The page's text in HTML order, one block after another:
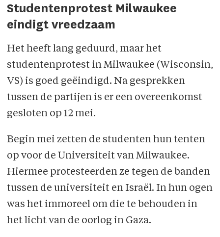
Studentenprotest Milwaukee
eindigt vreedzaam
Het heeft lang geduurd, maar het
studentenprotest in Milwaukee (Wisconsin,
VS) is goed geëindigd. Na gesprekken
tussen de partijen is er een overeenkomst
gesloten op 12 mei.
Begin mei zetten de studenten hun tenten
op voor de Universiteit van Milwaukee.
Hiermee protesteerden ze tegen de banden
tussen de universiteit en Israël. In hun ogen
was het immoreel om die te behouden in
het licht van de oorlog in Gaza.